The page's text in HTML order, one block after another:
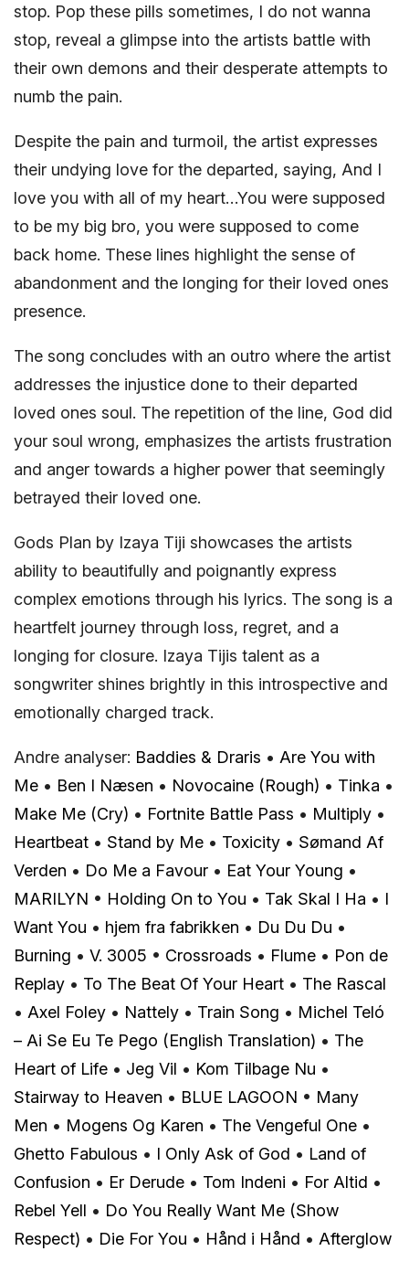
stop. Pop these pills sometimes, I do not wanna
stop, reveal a glimpse into the artists battle with
their own demons and their desperate attempts to
numb the pain.
Despite the pain and turmoil, the artist expresses
their undying love for the departed, saying, And I
love you with all of my heart…You were supposed
to be my big bro, you were supposed to come
back home. These lines highlight the sense of
abandonment and the longing for their loved ones
presence.
The song concludes with an outro where the artist
addresses the injustice done to their departed
loved ones soul. The repetition of the line, God did
your soul wrong, emphasizes the artists frustration
and anger towards a higher power that seemingly
betrayed their loved one.
Gods Plan by Izaya Tiji showcases the artists
ability to beautifully and poignantly express
complex emotions through his lyrics. The song is a
heartfelt journey through loss, regret, and a
longing for closure. Izaya Tijis talent as a
songwriter shines brightly in this introspective and
emotionally charged track.
Andre analyser: Baddies & Draris • Are You with
Me • Ben I Næsen • Novocaine (Rough) • Tinka •
Make Me (Cry) • Fortnite Battle Pass • Multiply •
Heartbeat • Stand by Me • Toxicity • Sømand Af
Verden • Do Me a Favour • Eat Your Young •
MARILYN • Holding On to You • Tak Skal I Ha • I
Want You • ​hjem fra fabrikken • Du Du Du •
Burning • V. 3005 • Crossroads • Flume • Pon de
Replay • To The Beat Of Your Heart • The Rascal
• Axel Foley • Nattely • Train Song • Michel Teló
– Ai Se Eu Te Pego (English Translation) • The
Heart of Life • Jeg Vil • Kom Tilbage Nu •
Stairway to Heaven • BLUE LAGOON • Many
Men • Mogens Og Karen • The Vengeful One •
Ghetto Fabulous • I Only Ask of God • Land of
Confusion • Er Derude • Tom Indeni • For Altid •
Rebel Yell • Do You Really Want Me (Show
Respect) • Die For You • Hånd i Hånd • Afterglow